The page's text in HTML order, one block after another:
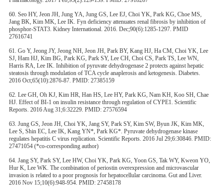
60. Seo HY, Jeon JH, Jung YA, Jung GS, Lee EJ, Choi YK, Park KG, Choe MS,
Jang BK, Kim MK, Lee IK. Fyn deficiency attenuates renal fibrosis by inhibition of
phosphor-STAT3. Kidney International. 2016. Dec;90(6):1285-1297. PMID
27616741
61. Go Y, Jeong JY, Jeong NH, Jeon JH, Park BY, Kang HJ, Ha CM, Choi YK, Lee
SJ, Ham HJ, Kim BG, Park KG, Park SY, Lee CH, Choi CS, Park TS, Lee WN,
Harris RA, Lee IK. Inhibition of pyruvate dehydrogenase 2 protects against hepatic
steatosis through modulation of TCA cycle anaplerosis and ketogenesis. Diabetes.
2016 Oct;65(10):2876-87. PMID: 27385159
62. Lee GH, Oh KJ, Kim HR, Han HS, Lee HY, Park KG, Nam KH, Koo SH, Chae
HJ. Effect of BI-1 on insulin resistance through regulation of CYPE1. Scientific
Reports. 2016 Aug 31;6:32229. PMID: 27576594
63. Jung GS, Jeon JH, Choi YK, Jang SY, Park SY, Kim SW, Byun JK, Kim MK,
Lee S, Shin EC, Lee IK, Kang YN*, Park KG*. Pyruvate dehydrogenase kinase
regulates hepatitis C virus replication. Scientific Reports. 2016 Jul 29;6:30846. PMID:
27471054 (*co-corresponding author)
64. Jang SY, Park SY, Lee HW, Choi YK, Park KG, Yoon GS, Tak WY, Kweon YO,
Hur K, Lee WK. The combination of periostin overexpression and microvascular
invasion is related to a poor prognosis for hepatocellular carcinoma. Gut and Liver.
2016 Nov 15;10(6):948-954. PMID: 27458178